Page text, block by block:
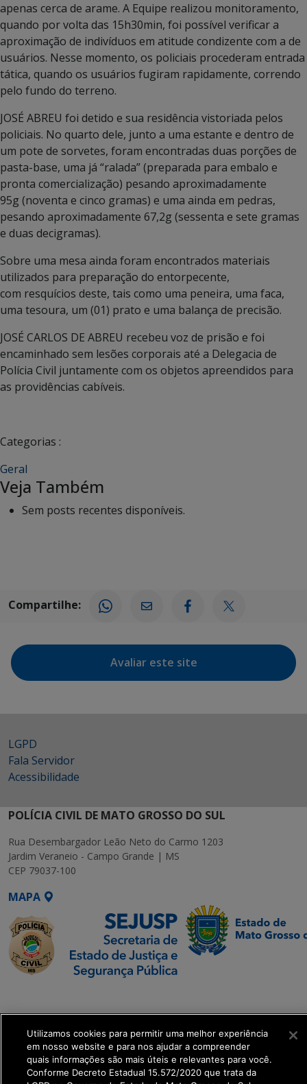
apenas cerca de arame. A Equipe realizou monitoramento,
quando por volta das 15h30min, foi possível verificar a
aproximação de indivíduos em atitude condizente com a de
usuários. Nesse momento, os policiais procederam entrada
tática, quando os usuários fugiram rapidamente, correndo
pelo fundo do terreno.
JOSÉ ABREU foi detido e sua residência vistoriada pelos
policiais. No quarto dele, junto a uma estante e dentro de
um pote de sorvetes, foram encontradas duas porções de
pasta-base, uma já “ralada” (preparada para embalo e
pronta comercialização) pesando aproximadamente
95g (noventa e cinco gramas) e uma ainda em pedras,
pesando aproximadamente 67,2g (sessenta e sete gramas
e duas decigramas).
Sobre uma mesa ainda foram encontrados materiais
utilizados para preparação do entorpecente,
com resquícios deste, tais como uma peneira, uma faca,
uma tesoura, um (01) prato e uma balança de precisão.
JOSÉ CARLOS DE ABREU recebeu voz de prisão e foi
encaminhado sem lesões corporais até a Delegacia de
Polícia Civil juntamente com os objetos apreendidos para
as providências cabíveis.
Categorias :
Geral
Veja Também
Sem posts recentes disponíveis.
Compartilhe:
Avaliar este site
LGPD
Fala Servidor
Acessibilidade
POLÍCIA CIVIL DE MATO GROSSO DO SUL
Rua Desembargador Leão Neto do Carmo 1203
Jardim Veraneio - Campo Grande | MS
CEP 79037-100
MAPA
Executiva de
Transformação Digital
get_footer();
Utilizamos cookies para permitir uma melhor experiência
em nosso website e para nos ajudar a compreender
quais informações são mais úteis e relevantes para você.
Conforme Decreto Estadual 15.572/2020 que trata da